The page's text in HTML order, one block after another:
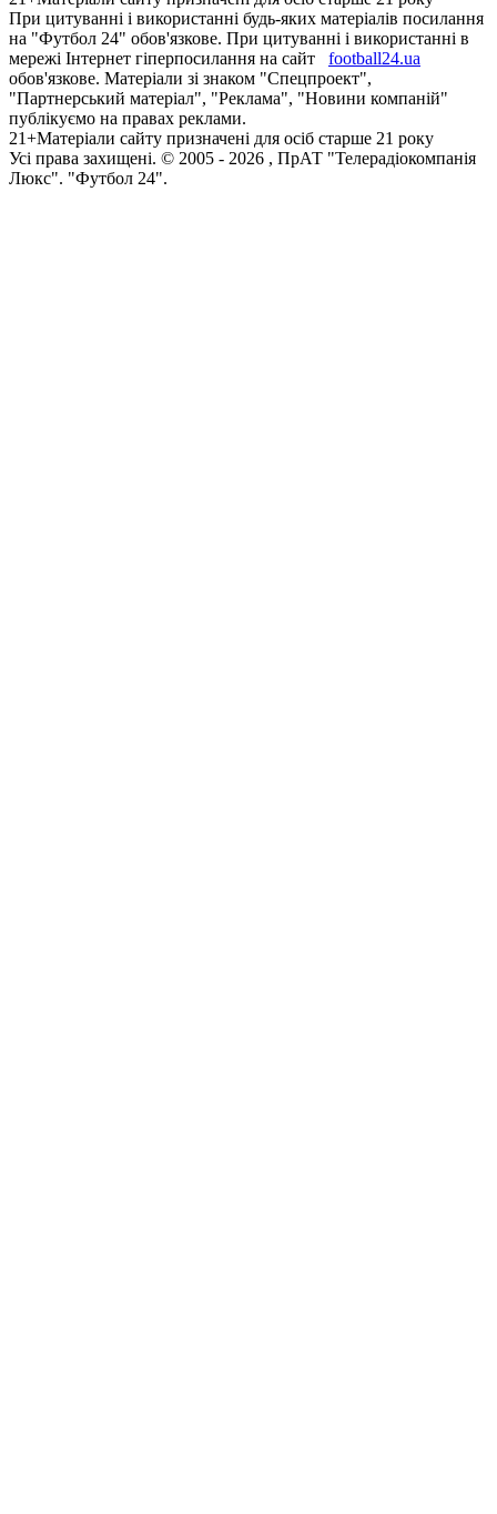
При цитуванні і використанні будь-яких матеріалів посилання
на "Футбол 24" обов'язкове. При цитуванні і використанні в
мережі Інтернет гіперпосилання на сайт
football24.ua
обов'язкове. Матеріали зі знаком "Спецпроект",
"Партнерський матеріал", "Реклама", "Новини компаній"
публікуємо на правах реклами.
21+Матеріали сайту призначені для осіб старше 21 року
Усi права захищенi. © 2005 - 2026 , ПрАТ "Телерадіокомпанія
Люкс". "Футбол 24".